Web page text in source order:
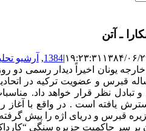
ـ آتن
۰۶/۲۹ |
1384
, آرشیو
یونان اخیراً دیدار رسمی دو
قبرس و عضویت ترکیه در
یافته است . در واقع با آغاز
قبرس و دریای اژه را پیش